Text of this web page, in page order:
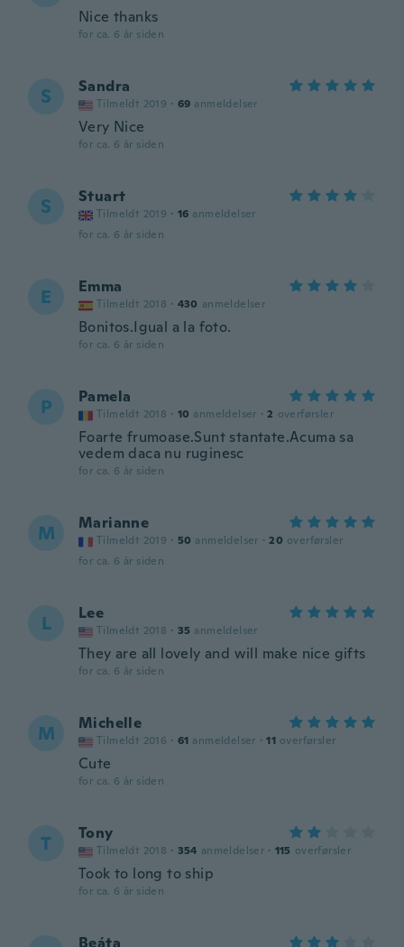
Nice thanks
for ca. 6 år siden
S Sandra
Tilmeldt 2019 · 69 anmeldelser
Very Nice
for ca. 6 år siden
S Stuart
Tilmeldt 2019 · 16 anmeldelser
for ca. 6 år siden
E Emma
Tilmeldt 2018 · 430 anmeldelser
Bonitos.Igual a la foto.
for ca. 6 år siden
P Pamela
Tilmeldt 2018 · 10 anmeldelser · 2 overførsler
Foarte frumoase.Sunt stantate.Acuma sa
vedem daca nu ruginesc
for ca. 6 år siden
M Marianne
Tilmeldt 2019 · 50 anmeldelser · 20 overførsler
for ca. 6 år siden
L Lee
Tilmeldt 2018 · 35 anmeldelser
They are all lovely and will make nice gifts
for ca. 6 år siden
M Michelle
Tilmeldt 2016 · 61 anmeldelser · 11 overførsler
Cute
for ca. 6 år siden
T Tony
Tilmeldt 2018 · 354 anmeldelser · 115 overførsler
Took to long to ship
for ca. 6 år siden
Beáta